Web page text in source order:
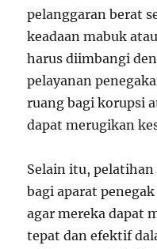
pelanggaran berat
keadaan mabuk
harus diimbangi
pelayanan
ruang bagi korupsi
dapat merugikan
Selain itu,
bagi aparat
agar mereka dapat
tepat dan efektif